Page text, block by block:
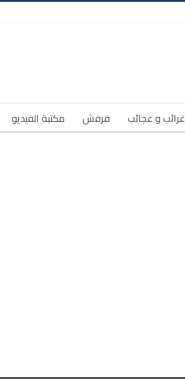
غرائب و عجائب فرفش مكتبة الفيديو